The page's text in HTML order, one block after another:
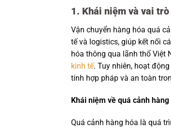
1. Khái niệm và vai
Vận chuyển hàng hóa quá
tế và logistics, giúp kết nối
hóa thông qua lãnh thổ Việt
kinh tế. Tuy nhiên, hoạt
tính hợp pháp và an toàn
Khái niệm về quá cảnh hàng
Quá cảnh hàng hóa là quá